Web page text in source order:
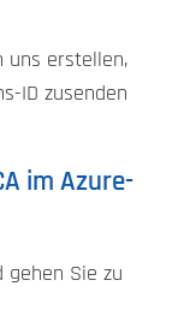
uns erstellen,
ID zusenden
im Azure-
gehen Sie zu